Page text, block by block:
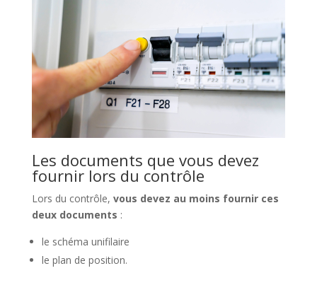
Les documents que vous devez
fournir lors du contrôle
Lors du contrôle, vous devez au moins fournir ces
deux documents :
le schéma unifilaire
le plan de position.